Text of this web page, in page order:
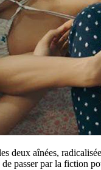
deux aînées,
de passer par la fiction